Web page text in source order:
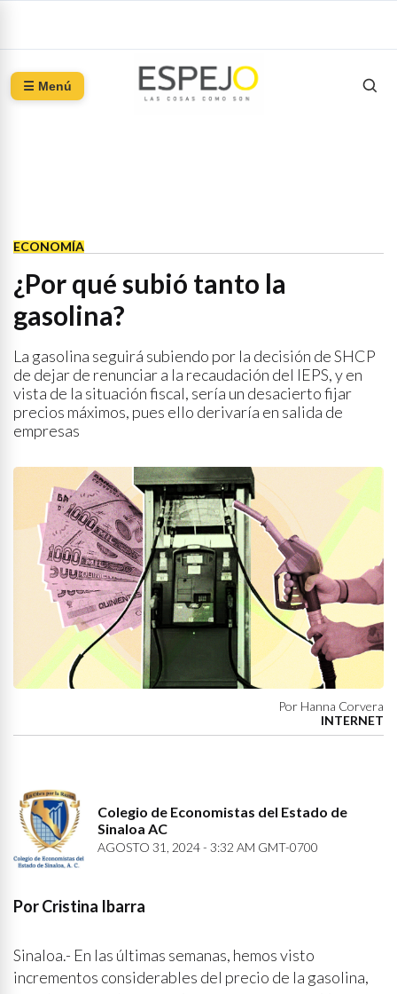
☰ Menú
ECONOMÍA
¿Por qué subió tanto la
gasolina?
La gasolina seguirá subiendo por la decisión de SHCP
de dejar de renunciar a la recaudación del IEPS, y en
vista de la situación fiscal, sería un desacierto fijar
precios máximos, pues ello derivaría en salida de
empresas
Por Hanna Corvera
INTERNET
Colegio de Economistas del Estado de
Sinaloa AC
AGOSTO 31, 2024 - 3:32 AM GMT-0700
Por Cristina Ibarra
Sinaloa.- En las últimas semanas, hemos visto
incrementos considerables del precio de la gasolina,